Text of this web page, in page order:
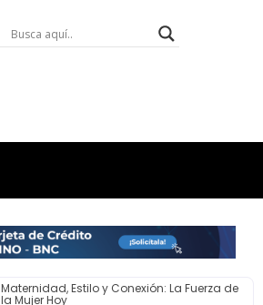
Maternidad, Estilo y Conexión: La Fuerza de
la Mujer Hoy